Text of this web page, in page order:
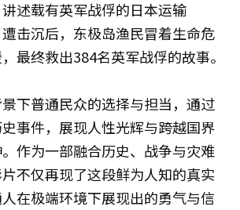
述载有英军战俘的日本运输
击沉后，东极岛渔民冒着生命危
最终救出384名英军战俘的故事。
下普通民众的选择与担当，通过
事件，展现人性光辉与跨越国界
作为一部融合历史、战争与灾难
不仅再现了这段鲜为人知的真实
在极端环境下展现出的勇气与信